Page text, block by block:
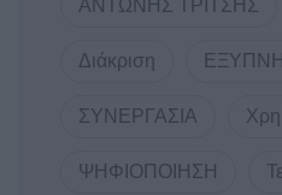
ΑΝΤΩΝΗΣ ΤΡΙΤΣΗΣ
Διάκριση
ΣΥΝΕΡΓΑΣΙΑ
ΨΗΦΙΟΠΟΙΗΣΗ